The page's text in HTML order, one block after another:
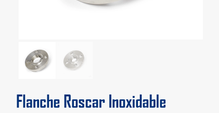
Flanche Roscar Inoxidable